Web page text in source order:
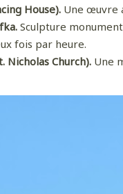
House). Une œuvre
Sculpture
fois par heure.
Nicholas Church). Une